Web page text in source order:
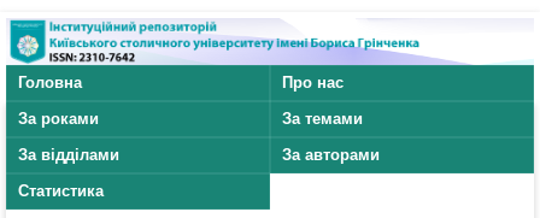
Головна
Про нас
За роками
За темами
За відділами
За авторами
Статистика